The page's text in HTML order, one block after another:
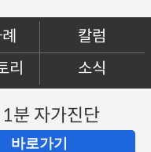
칼럼
리
소식
1분 자가진단
바로가기